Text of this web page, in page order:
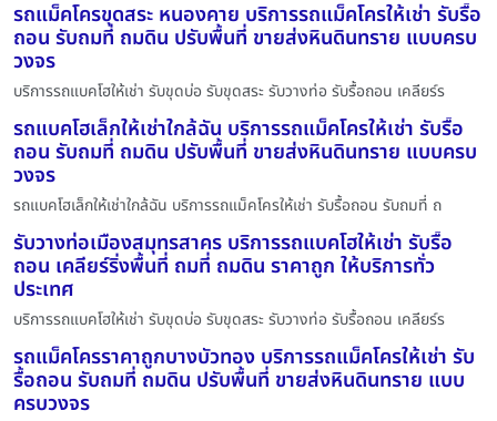
รถแม็คโครขุดสระ หนองคาย บริการรถแม็คโครให้เช่า รับรื้อ
ถอน รับถมที่ ถมดิน ปรับพื้นที่ ขายส่งหินดินทราย แบบครบ
วงจร
บริการรถแบคโฮให้เช่า รับขุดบ่อ รับขุดสระ รับวางท่อ รับรื้อถอน เคลียร์ร
รถแบคโฮเล็กให้เช่าใกล้ฉัน บริการรถแม็คโครให้เช่า รับรื้อ
ถอน รับถมที่ ถมดิน ปรับพื้นที่ ขายส่งหินดินทราย แบบครบ
วงจร
รถแบคโฮเล็กให้เช่าใกล้ฉัน บริการรถแม็คโครให้เช่า รับรื้อถอน รับถมที่ ถ
รับวางท่อเมืองสมุทรสาคร บริการรถแบคโฮให้เช่า รับรื้อ
ถอน เคลียร์ริ่งพื้นที่ ถมที่ ถมดิน ราคาถูก ให้บริการทั่ว
ประเทศ
บริการรถแบคโฮให้เช่า รับขุดบ่อ รับขุดสระ รับวางท่อ รับรื้อถอน เคลียร์ร
รถแม็คโครราคาถูกบางบัวทอง บริการรถแม็คโครให้เช่า รับ
รื้อถอน รับถมที่ ถมดิน ปรับพื้นที่ ขายส่งหินดินทราย แบบ
ครบวงจร